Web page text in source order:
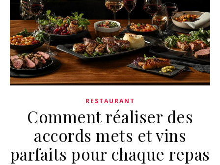
RESTAURANT
Comment réaliser des
accords mets et vins
parfaits pour chaque repas